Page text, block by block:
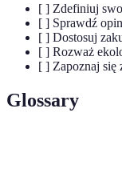
[ ] Zdefiniuj
[ ] Sprawdź
[ ] Dostosuj
[ ] Rozważ
[ ] Zapoznaj się
Glossary